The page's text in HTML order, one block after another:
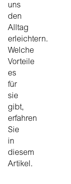
uns
den
Alltag
erleichtern.
Welche
Vorteile
es
für
sie
gibt,
erfahren
Sie
in
diesem
Artikel.